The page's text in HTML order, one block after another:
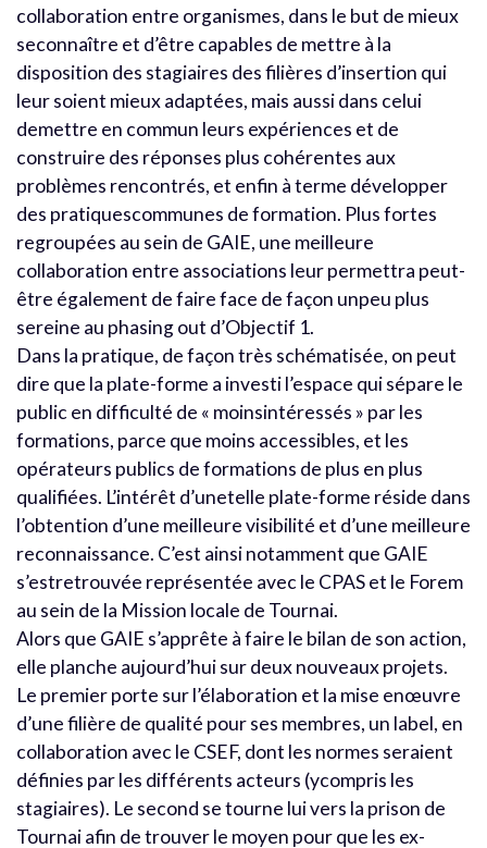
collaboration entre organismes, dans le but de mieux
seconnaître et d’être capables de mettre à la
disposition des stagiaires des filières d’insertion qui
leur soient mieux adaptées, mais aussi dans celui
demettre en commun leurs expériences et de
construire des réponses plus cohérentes aux
problèmes rencontrés, et enfin à terme développer
des pratiquescommunes de formation. Plus fortes
regroupées au sein de GAIE, une meilleure
collaboration entre associations leur permettra peut-
être également de faire face de façon unpeu plus
sereine au phasing out d’Objectif 1.
Dans la pratique, de façon très schématisée, on peut
dire que la plate-forme a investi l’espace qui sépare le
public en difficulté de « moinsintéressés » par les
formations, parce que moins accessibles, et les
opérateurs publics de formations de plus en plus
qualifiées. L’intérêt d’unetelle plate-forme réside dans
l’obtention d’une meilleure visibilité et d’une meilleure
reconnaissance. C’est ainsi notamment que GAIE
s’estretrouvée représentée avec le CPAS et le Forem
au sein de la Mission locale de Tournai.
Alors que GAIE s’apprête à faire le bilan de son action,
elle planche aujourd’hui sur deux nouveaux projets.
Le premier porte sur l’élaboration et la mise enœuvre
d’une filière de qualité pour ses membres, un label, en
collaboration avec le CSEF, dont les normes seraient
définies par les différents acteurs (ycompris les
stagiaires). Le second se tourne lui vers la prison de
Tournai afin de trouver le moyen pour que les ex-